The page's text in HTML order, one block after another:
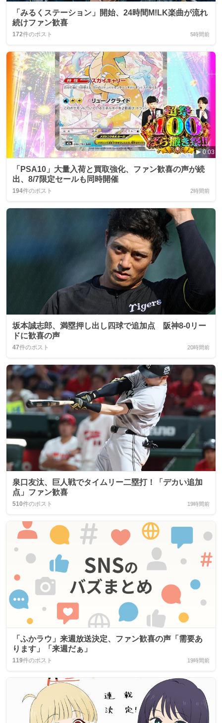
「みるくステーション」開始、24時間M!LK楽曲が流れ
続けファン歓喜
172件のポスト 5時間前
0:03
「PSA10」大量入荷と買取強化、ファン歓喜の声が続
出、8/7限定セールも同時開催
194件のポスト 2時間前
坂本誠志郎、満塁押し出し四球で追加点 阪神8-0リー
ドに歓喜の声
47件のポスト 20時間前
泉口友汰、巨人戦でタイムリー二塁打！「デカい追加
点」ファン歓喜
510件のポスト 19時間前
「ふかラウ」来週放送決定、ファン歓喜の声「需要あ
ります」「来週だぁ」
119件のポスト 19時間前